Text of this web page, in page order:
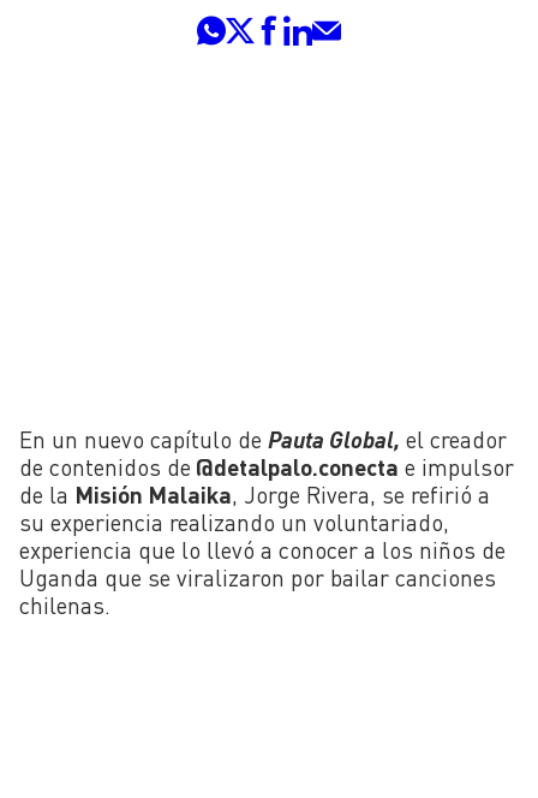
En un nuevo capítulo de Pauta Global, el creador
de contenidos de @detalpalo.conecta e impulsor
de la Misión Malaika , Jorge Rivera, se refirió a
su experiencia realizando un voluntariado,
experiencia que lo llevó a conocer a los niños de
Uganda que se viralizaron por bailar canciones
chilenas.